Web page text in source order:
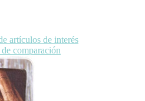
artículos de interés
comparación